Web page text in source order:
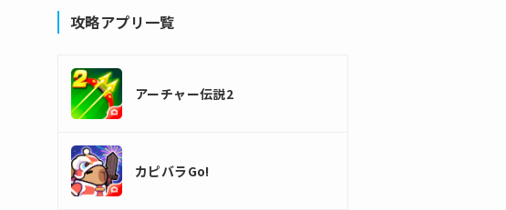
攻略アプリ一覧
アーチャー伝説2
カピバラGo!